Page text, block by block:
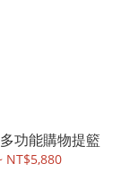
功能購物提籃
NT$5,880